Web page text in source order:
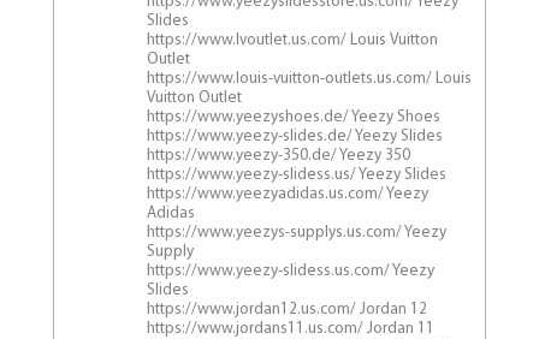
Slides
https://www.lvoutlet.us.com/ Louis Vuitton
Outlet
https://www.louis-vuitton-outlets.us.com/ Louis
Vuitton Outlet
https://www.yeezyshoes.de/ Yeezy Shoes
https://www.yeezy-slides.de/ Yeezy Slides
https://www.yeezy-350.de/ Yeezy 350
https://www.yeezy-slidess.us/ Yeezy Slides
https://www.yeezyadidas.us.com/ Yeezy
Adidas
https://www.yeezys-supplys.us.com/ Yeezy
Supply
https://www.yeezy-slidess.us.com/ Yeezy
Slides
https://www.jordan12.us.com/ Jordan 12
https://www.jordans11.us.com/ Jordan 11